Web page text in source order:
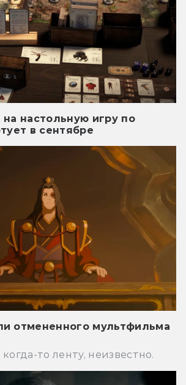
настольную игру по
в сентябре
отмененного мультфильма
то ленту, неизвестно.